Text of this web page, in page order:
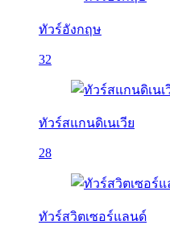
ทัวร์อังกฤษ
32
ทัวร์สแกนดิเนเวีย
28
ทัวร์สวิตเซอร์แลนด์